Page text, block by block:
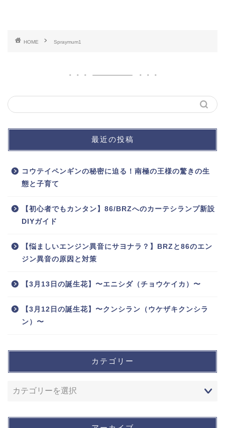
HOME Spraymum1
最近の投稿
コウテイペンギンの秘密に迫る！南極の王様の驚きの生
態と子育て
【初心者でもカンタン】86/BRZへのカーテシランプ新設
DIYガイド
【悩ましいエンジン異音にサヨナラ？】BRZと86のエン
ジン異音の原因と対策
【3月13日の誕生花】〜エニシダ（チョウケイカ）〜
【3月12日の誕生花】〜クンシラン（ウケザキクンシラ
ン）〜
カテゴリー